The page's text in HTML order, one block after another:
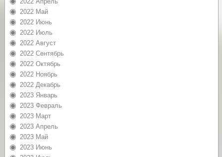
2022 Май
2022 Июнь
2022 Июль
2022 Август
2022 Сентябрь
2022 Октябрь
2022 Ноябрь
2022 Декабрь
2023 Январь
2023 Февраль
2023 Март
2023 Апрель
2023 Май
2023 Июнь